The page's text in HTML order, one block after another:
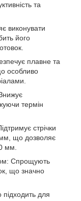
та
виконувати
його
плавне та
особливо
термін
стрічки
що дозволяє
мм.
Спрощують
що значно
підходить для